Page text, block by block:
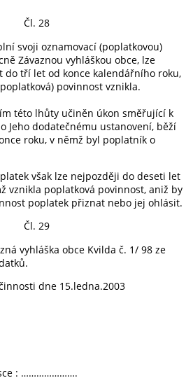
Čl. 28
svoji oznamovací (poplatkovou)
Závaznou vyhláškou obce, lze
do tří let od konce kalendářního roku,
povinnost vznikla.
této lhůty učiněn úkon směřující k
Jeho dodatečnému ustanovení, běží
roku, v němž byl poplatník o
však lze nejpozději do deseti let
vznikla poplatková povinnost, aniž by
poplatek přiznat nebo jej ohlásit.
Čl. 29
vyhláška obce Kvilda č. 1/ 98 ze
dne 15.ledna.2003
: ………………….